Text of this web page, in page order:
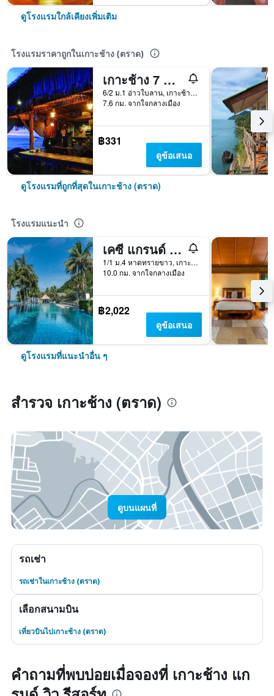
ดูโรงแรมใกล้เคียงเพิ่มเติม
โรงแรมราคาถูกในเกาะช้าง (ตราด)
เกาะช้าง 7 ซีวิว บังกะโล
6/2 ม.1 อ่าวใบลาน, เกาะช้าง (ตราด), ประเทศไทย
7.6 กม. จากใจกลางเมือง
฿331
ดูข้อเสนอ
ดูโรงแรมที่ถูกที่สุดในเกาะช้าง (ตราด)
โรงแรมแนะนำ
เคซี แกรนด์ รีสอร์ท เกาะช้าง
1/1 ม.4 หาดทรายขาว, เกาะช้าง (ตราด), ประเทศไทย
10.0 กม. จากใจกลางเมือง
฿2,022
ดูข้อเสนอ
ดูโรงแรมที่แนะนำอื่น ๆ
สำรวจ เกาะช้าง (ตราด)
ดูบนแผนที่
รถเช่า
รถเช่าในเกาะช้าง (ตราด)
เลือกสนามบิน
เที่ยวบินไปเกาะช้าง (ตราด)
คำถามที่พบบ่อยเมื่อจองที่ เกาะช้าง แก